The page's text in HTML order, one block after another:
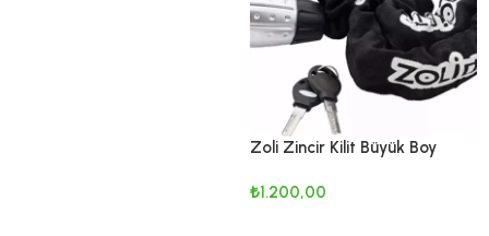
Zoli Zincir Kilit Büyük Boy
₺1.200,00